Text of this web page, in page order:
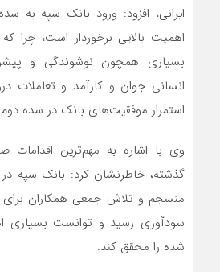
ایرانی، افزود: ورود بانک سپه به
اهمیت بالایی برخوردار است، چرا
بسیاری همچون نوشوندگی‌ و
انسانی جوان و کارآمد و تعاملات
استمرار موفقیت‌های بانک در سده
وی با اشاره به مهم‌ترین
گذشته، خاطرنشان کرد: بانک سپه در
منسجم و تلاش جمعی همکاران برای
سودآوری رسید و توانست بسیاری
شده را محقق کند.